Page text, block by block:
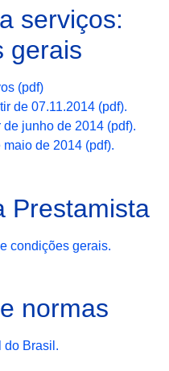
serviços:
gerais
(pdf)
de 07.11.2014 (pdf).
junho de 2014 (pdf).
de 2014 (pdf).
Prestamista
condições gerais.
normas
do Brasil.